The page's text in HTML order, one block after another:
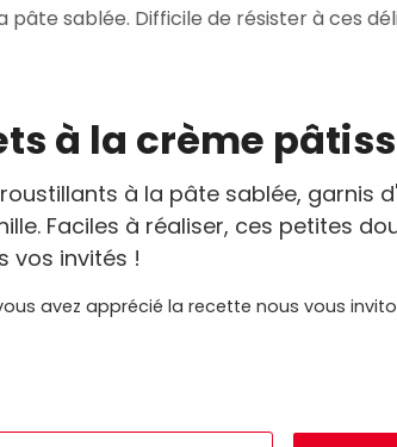
sablée. Difficile de résister à ces
à la crème
à la pâte sablée, garnis
Faciles à réaliser, ces petites
vos invités !
avez apprécié la recette nous vous